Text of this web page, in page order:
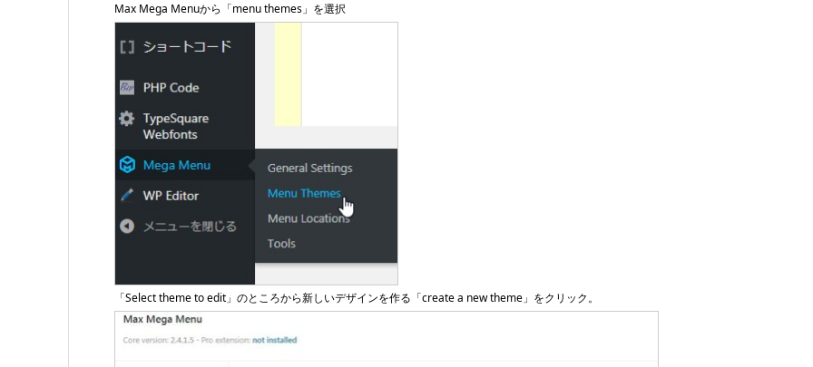
Max Mega Menuから「menu themes」を選択
「Select theme to edit」のところから新しいデザインを作る「create a new theme」をクリック。